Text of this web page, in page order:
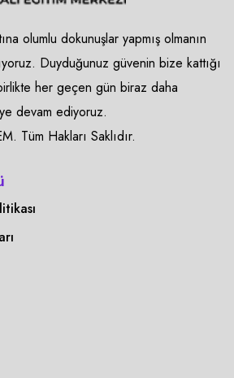
olumlu dokunuşlar yapmış olmanın
Duyduğunuz güvenin bize kattığı
her geçen gün biraz daha
devam ediyoruz.
Tüm Hakları Saklıdır.